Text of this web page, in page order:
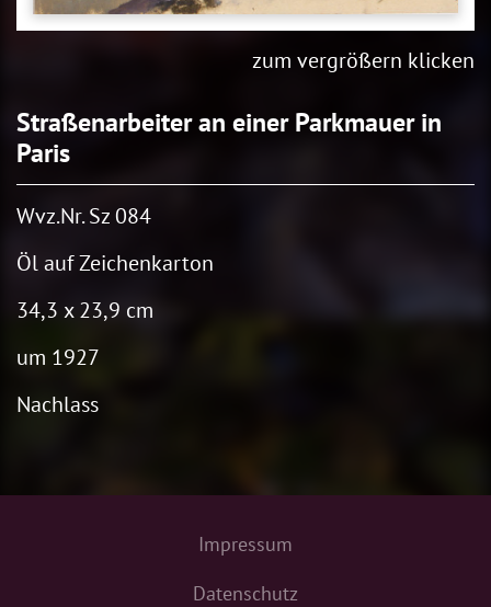
zum vergrößern klicken
Straßenarbeiter an einer Parkmauer in
Paris
Wvz.Nr. Sz 084
Öl auf Zeichenkarton
34,3 x 23,9 cm
um 1927
Nachlass
Impressum
Datenschutz